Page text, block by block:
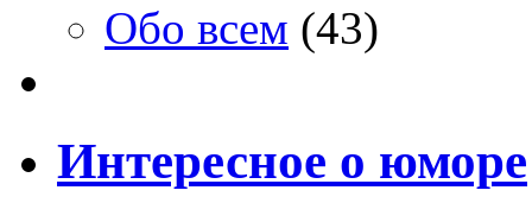
Обо всем (43)
Интересное о юморе